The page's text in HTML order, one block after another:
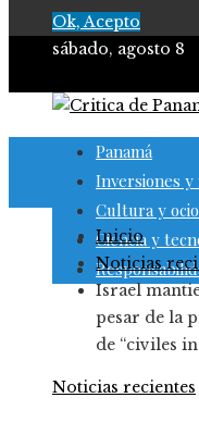
Ok, Acepto
sábado, agosto 8
Panamá
Inversiones y
Cultura y ocio
Ciencia y
Inicio
Noticias
Israel
pesar de la
de “civiles
Noticias recientes